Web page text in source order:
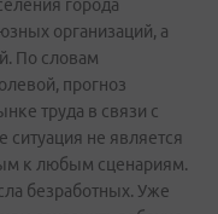
города
организаций, а
По словам
прогноз
труда в связи с
ситуация не является
к любым сценариям.
безработных. Уже